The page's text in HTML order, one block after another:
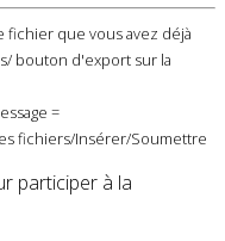
fichier que vous avez déjà
bouton d'export sur la
=
fichiers/Insérer/Soumettre
participer à la